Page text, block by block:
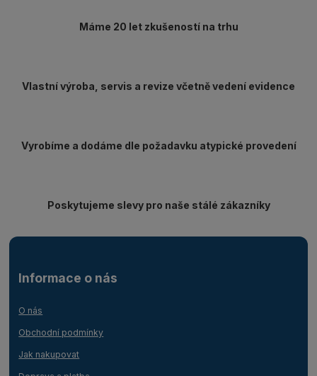
Máme 20 let zkušeností na trhu
Vlastní výroba, servis a revize včetně vedení evidence
Vyrobíme a dodáme dle požadavku atypické provedení
Poskytujeme slevy pro naše stálé zákazníky
Informace o nás
O nás
Obchodní podmínky
Jak nakupovat